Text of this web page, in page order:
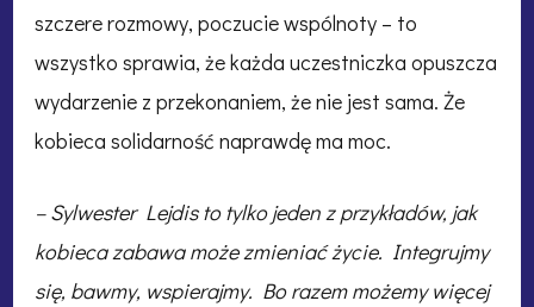
szczere rozmowy, poczucie wspólnoty – to
wszystko sprawia, że każda uczestniczka opuszcza
wydarzenie z przekonaniem, że nie jest sama. Że
kobieca solidarność naprawdę ma moc.
– Sylwester Lejdis to tylko jeden z przykładów, jak
kobieca zabawa może zmieniać życie. Integrujmy
się, bawmy, wspierajmy. Bo razem możemy więcej